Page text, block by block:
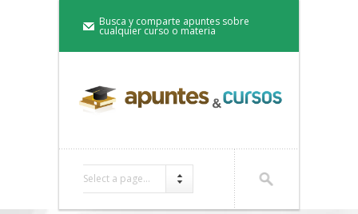
Busca y comparte apuntes sobre
cualquier curso o materia
Select a page...